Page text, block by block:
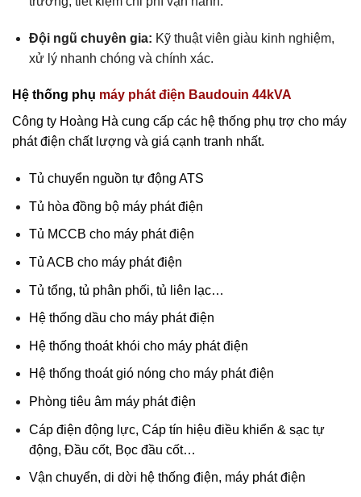
Đội ngũ chuyên gia: Kỹ thuật viên giàu kinh nghiệm,
xử lý nhanh chóng và chính xác.
Hệ thống phụ máy phát điện Baudouin 44kVA
Công ty Hoàng Hà cung cấp các hệ thống phụ trợ cho máy
phát điện chất lượng và giá cạnh tranh nhất.
Tủ chuyển nguồn tự động ATS
Tủ hòa đồng bộ máy phát điện
Tủ MCCB cho máy phát điện
Tủ ACB cho máy phát điện
Tủ tổng, tủ phân phối, tủ liên lạc…
Hệ thống dầu cho máy phát điện
Hệ thống thoát khói cho máy phát điện
Hệ thống thoát gió nóng cho máy phát điện
Phòng tiêu âm máy phát điện
Cáp điện động lực, Cáp tín hiệu điều khiển & sạc tự
động, Đầu cốt, Bọc đầu cốt…
Vận chuyển, di dời hệ thống điện, máy phát điện